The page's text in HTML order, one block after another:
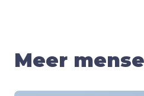
Meer